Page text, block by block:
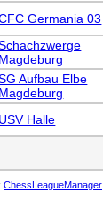
Germania 03
Magdeburg
Aufbau Elbe
Magdeburg
USV Halle
ChessLeagueManager